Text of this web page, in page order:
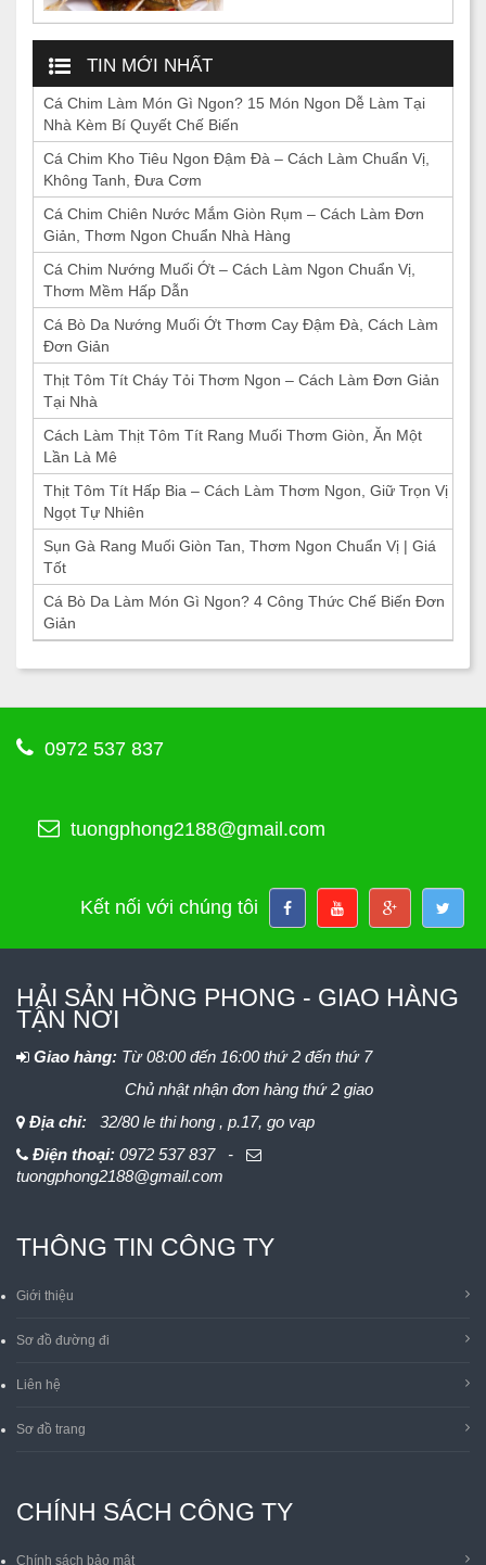
TIN MỚI NHẤT
Cá Chim Làm Món Gì Ngon? 15 Món Ngon Dễ Làm Tại
Nhà Kèm Bí Quyết Chế Biến
Cá Chim Kho Tiêu Ngon Đậm Đà – Cách Làm Chuẩn Vị,
Không Tanh, Đưa Cơm
Cá Chim Chiên Nước Mắm Giòn Rụm – Cách Làm Đơn
Giản, Thơm Ngon Chuẩn Nhà Hàng
Cá Chim Nướng Muối Ớt – Cách Làm Ngon Chuẩn Vị,
Thơm Mềm Hấp Dẫn
Cá Bò Da Nướng Muối Ớt Thơm Cay Đậm Đà, Cách Làm
Đơn Giản
Thịt Tôm Tít Cháy Tỏi Thơm Ngon – Cách Làm Đơn Giản
Tại Nhà
Cách Làm Thịt Tôm Tít Rang Muối Thơm Giòn, Ăn Một
Lần Là Mê
Thịt Tôm Tít Hấp Bia – Cách Làm Thơm Ngon, Giữ Trọn Vị
Ngọt Tự Nhiên
Sụn Gà Rang Muối Giòn Tan, Thơm Ngon Chuẩn Vị | Giá
Tốt
Cá Bò Da Làm Món Gì Ngon? 4 Công Thức Chế Biến Đơn
Giản
0972 537 837
tuongphong2188@gmail.com
Kết nối với chúng tôi
HẢI SẢN HỒNG PHONG - GIAO HÀNG
TẬN NƠI
Giao hàng: Từ 08:00 đến 16:00 thứ 2 đến thứ 7
Chủ nhật nhận đơn hàng thứ 2 giao
Địa chỉ:
32/80 le thi hong , p.17, go vap
Điện thoại: 0972 537 837 -
tuongphong2188@gmail.com
THÔNG TIN CÔNG TY
Giới thiệu
Sơ đồ đường đi
Liên hệ
Sơ đồ trang
CHÍNH SÁCH CÔNG TY
Chính sách bảo mật